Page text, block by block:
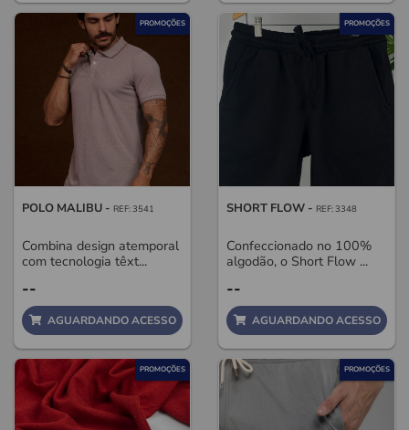
PROMOÇÕES
POLO MALIBU - REF: 3541
Combina design atemporal
com tecnologia têxt...
--
AGUARDANDO ACESSO
PROMOÇÕES
SHORT FLOW - REF: 3348
Confeccionado no 100%
algodão, o Short Flow ...
--
AGUARDANDO ACESSO
PROMOÇÕES PROMOÇÕES